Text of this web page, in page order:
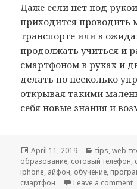
Даже если нет под
приходится проводить
транспорте или в
продолжать учиться и
смартфоном в руках и
делать по несколько
открывая такими
себя новые знания и
Posted
on
April 11, 2019 Categories
tips,web-
образование, сотовый телефон,
iphone, айфон, обучение,
смартфон
Leave a comment